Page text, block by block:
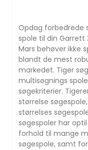
Opdag forbedrede
spole til din
Mars behøver ikke
blandt de mest
markedet. Tiger
multisøgnings spole
søgekriterier.
størrelse søgespole,
størrelses
søgespoler har optil
forhold til mange
søgespole, samt